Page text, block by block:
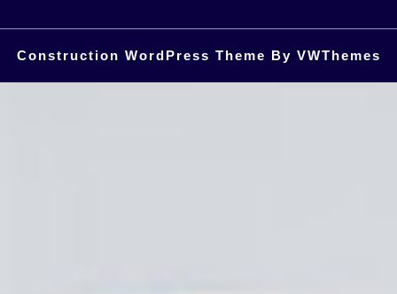
Construction WordPress Theme By VWThemes